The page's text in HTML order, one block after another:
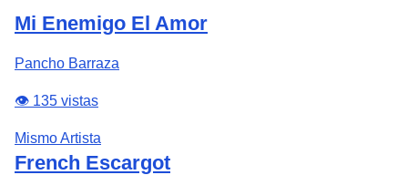
Mi Enemigo El Amor
Pancho Barraza
👁️ 135 vistas
Mismo Artista
French Escargot